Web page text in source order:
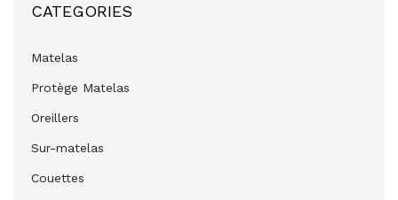
CATEGORIES
Matelas
Protège Matelas
Oreillers
Sur-matelas
Couettes